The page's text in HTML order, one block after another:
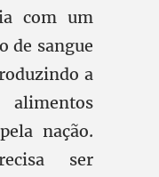
com um
de sangue
a
nação.
ser